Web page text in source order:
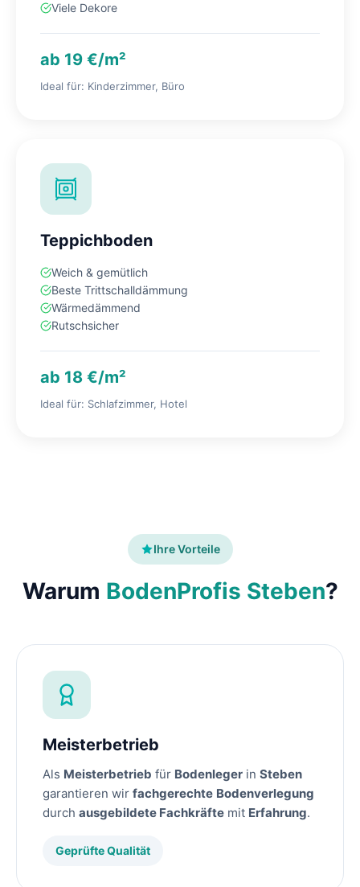
Viele Dekore
ab 19 €/m²
Ideal für: Kinderzimmer, Büro
Teppichboden
Weich & gemütlich
Beste Trittschalldämmung
Wärmedämmend
Rutschsicher
ab 18 €/m²
Ideal für: Schlafzimmer, Hotel
Ihre Vorteile
Warum BodenProfis Steben?
Meisterbetrieb
Als Meisterbetrieb für Bodenleger in Steben
garantieren wir fachgerechte Bodenverlegung
durch ausgebildete Fachkräfte mit Erfahrung.
Geprüfte Qualität